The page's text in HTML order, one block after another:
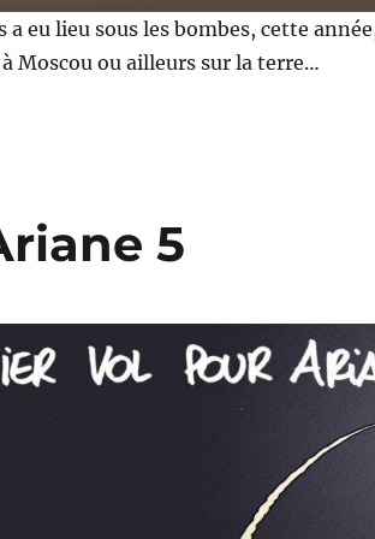
a eu lieu sous les bombes, cette
Moscou ou ailleurs sur la terre…
5